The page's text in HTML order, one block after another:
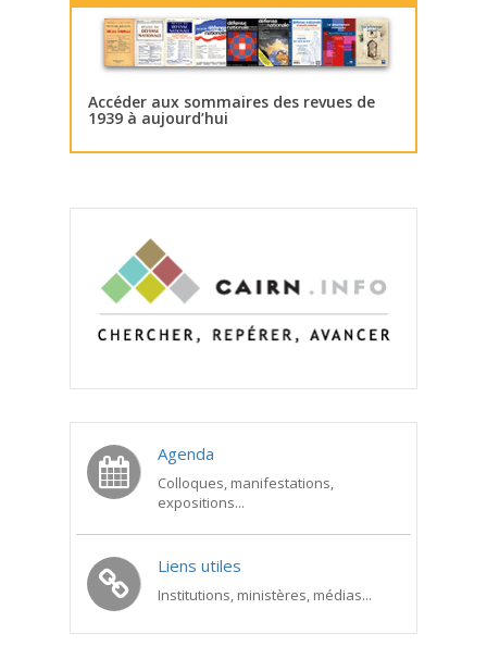
Accéder aux sommaires des revues de
1939 à aujourd’hui
Agenda
Colloques, manifestations,
expositions...
Liens utiles
Institutions, ministères, médias...